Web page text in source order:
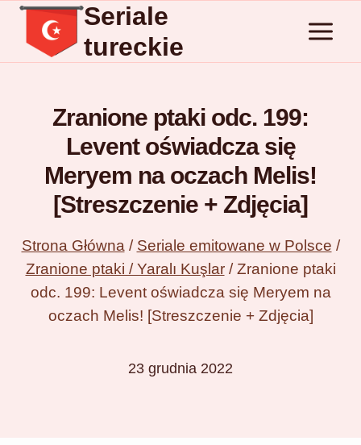
Przejdź
treści
Seriale
tureckie
Zranione ptaki odc. 199:
Levent oświadcza się
Meryem na oczach Melis!
[Streszczenie + Zdjęcia]
Strona Główna / Seriale emitowane w Polsce /
Zranione ptaki / Yaralı Kuşlar / Zranione ptaki
odc. 199: Levent oświadcza się Meryem na
oczach Melis! [Streszczenie + Zdjęcia]
23 grudnia 2022